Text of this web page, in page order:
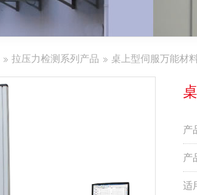
拉压力检测系列产品 桌上型伺服万能材
产
产
适